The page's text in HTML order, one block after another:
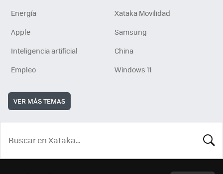
Energía
Xataka Movilidad
Apple
Samsung
Inteligencia artificial
China
Empleo
Windows 11
VER MÁS TEMAS